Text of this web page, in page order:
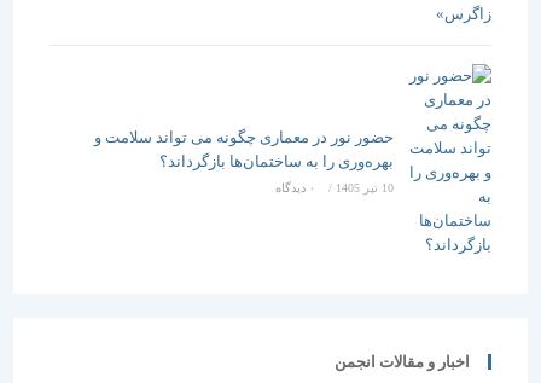
حضور نور در معماری چگونه می تواند سلامت و
بهره‌وری را به ساختمان‌ها بازگرداند؟
/ ۰ دیدگاه
اخبار و مقالات انجمن